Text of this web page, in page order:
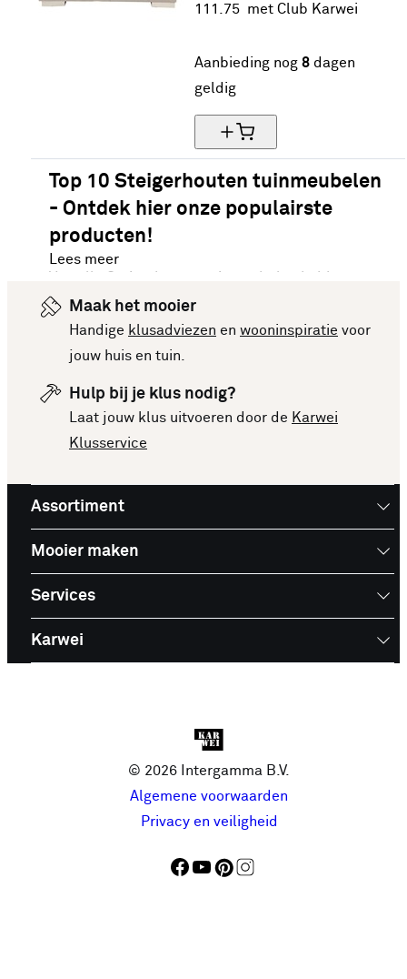
111. 75 met Club Karwei
Aanbieding nog 8 dagen
geldig
Top 10 Steigerhouten tuinmeubelen
- Ontdek hier onze populairste
producten!
onze meest verkochte artikelen van dit moment
voor je op een rijtje gezet. Vergelijk makkelijk de
specificaties en prijzen om een goede keuze te
zodat je meteen op de hoogte bent van de
Lees meer
Maak het mooier
Handige klusadviezen en wooninspiratie voor
jouw huis en tuin.
Hulp bij je klus nodig?
Laat jouw klus uitvoeren door de Karwei
Klusservice
Assortiment
Mooier maken
Services
Karwei
© 2026 Intergamma B.V.
Algemene voorwaarden
Privacy en veiligheid